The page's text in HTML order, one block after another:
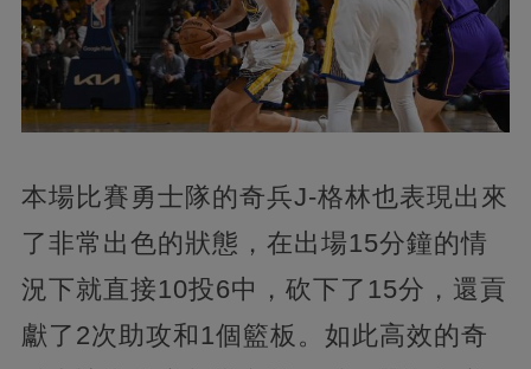
本場比賽勇士隊的奇兵J-格林也表現出來
了非常出色的狀態，在出場15分鐘的情
況下就直接10投6中，砍下了15分，還貢
獻了2次助攻和1個籃板。如此高效的奇